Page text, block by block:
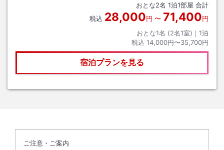
おとな2名 1泊1部屋 合計
税込 28,000円 〜 71,400円
おとな1名 (2名1室)｜ 1泊
税込 14,000円〜35,700円
宿泊プランを見る
ご注意・ご案内